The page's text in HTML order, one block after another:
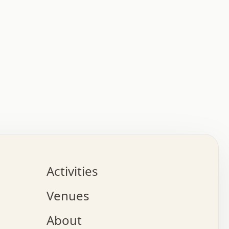
.   .   .   .   .   .   .   .   x   .   .   .   .
o   .   .   .   .   .   .   .   .   x   .   .   .
.   .   .   :   .   .   .   x   .   .   .   :   .
.   .   .   +   .   .   .   .   .   .   .   .   x
.   .   x   .   .   .   .   .   .   :   .   .   .
Activities
Venues
About